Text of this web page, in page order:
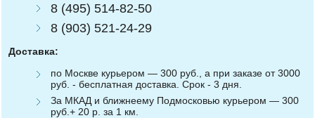
8 (495) 514-82-50
8 (903) 521-24-29
Доставка:
по Москве курьером — 300 руб., а при заказе от 3000
руб. - бесплатная доставка. Срок - 3 дня.
За МКАД и ближнеему Подмосковью курьером — 300
руб.+ 20 р. за 1 км.